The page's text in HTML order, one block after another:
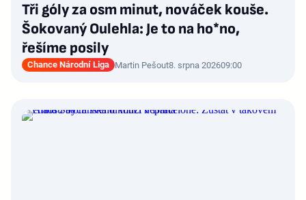
Tři góly za osm minut, nováček kouše.
Šokovaný Oulehla: Je to na ho*no,
řešíme posily
Chance Národní Liga Martin Pešout8. srpna 202609:00